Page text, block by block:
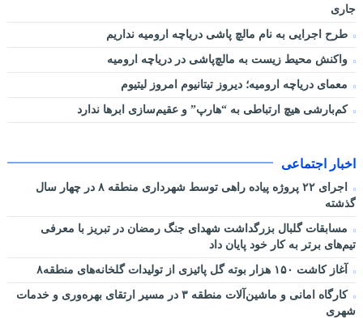
جاری
طرح اجرایی به نام مالچ پاشی دریاچه ارومیه نداریم
واکنش محیط زیست به مالچ‌پاشی در دریاچه ارومیه
معمای دریاچه ارومیه؛ دیروز تیتانیوم امروز لیتیوم
کم‌بارشی هیچ ارتباطی به “هارپ” و عقیم‌سازی ابرها ندارد
اخبار اجتماعی
اجرای ۲۲ پروژه پیاده راهی توسط شهرداری منطقه ۸ در چهار سال
گذشته
مسابقات گلبال بزرگداشت شهدای جنگ رمضان در تبریز با معرفی
تیم‌های برتر به کار خود پایان داد
آغاز کاشت ۱۵۰ هزار بوته گل پائیزی از تولیدات گلخانه‌های منطقه۸
کارگاه امانی و ماشین‌آلات منطقه ۳ در مسیر ارتقای بهره‌وری و خدمات
شهری